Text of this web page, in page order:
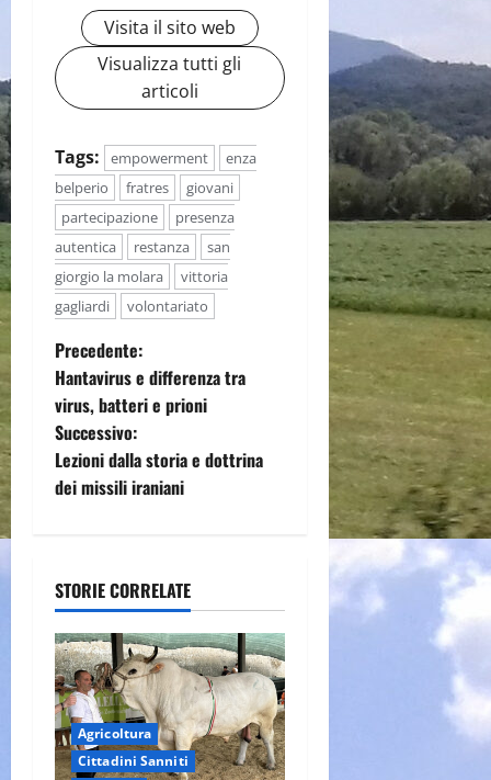
Visita il sito web
Visualizza tutti gli
articoli
Tags: empowerment
enza
belperio
fratres
giovani
partecipazione
presenza
autentica
restanza
san
giorgio la molara
vittoria
gagliardi
volontariato
N
a
v
i
a
z
i
o
Precedente:
Hantavirus e differenza tra
virus, batteri e prioni
Successivo:
Lezioni dalla storia e dottrina
dei missili iraniani
STORIE CORRELATE
Agricoltura
Cittadini Sanniti